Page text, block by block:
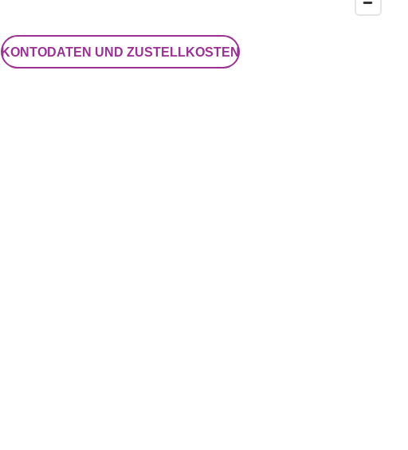
KONTODATEN UND ZUSTELLKOSTEN